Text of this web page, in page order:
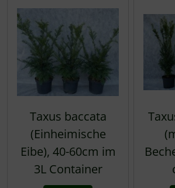
Taxus baccata
(Einheimische
Eibe), 40-60cm im
3L Container